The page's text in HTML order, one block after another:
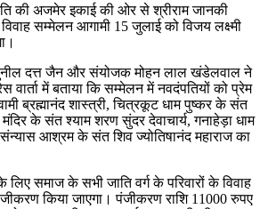
की अजमेर इकाई की ओर से श्रीराम जानकी
सम्मेलन आगामी 15 जुलाई को विजय लक्ष्मी
दत्त जैन और संयोजक मोहन लाल खंडेलवाल ने
वार्ता में बताया कि सम्मेलन में नवदंपतियों को प्रेम
ब्रह्मानंद शास्त्री, चित्रकूट धाम पुष्कर के संत
के संत श्याम शरण सुंदर देवाचार्य, गनाहेड़ा धाम
संन्यास आश्रम के संत शिव ज्योतिषानंद महाराज का
समाज के सभी जाति वर्ग के परिवारों के विवाह
किया जाएगा। पंजीकरण राशि 11000 रुपए